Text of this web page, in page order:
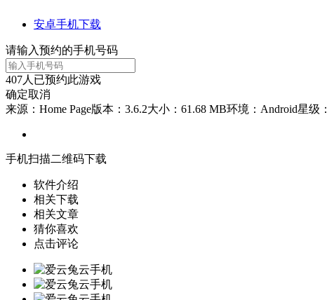
安卓手机下载
请输入预约的手机号码
407人已预约此游戏
确定取消
来源：Home Page版本：3.6.2大小：61.68 MB环境：Android星级：
手机扫描二维码下载
软件介绍
相关下载
相关文章
猜你喜欢
点击评论